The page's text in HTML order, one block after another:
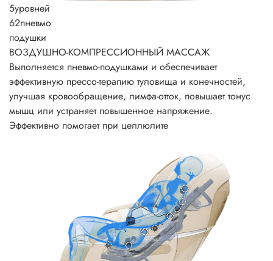
5уровней
62пневмо
подушки
ВОЗДУШНО-КОМПРЕССИОННЫЙ МАССАЖ
Выполняется пневмо-подушками и обеспечивает
эффективную прессо-терапию туловища и конечностей,
улучшая кровообращение, лимфа-отток, повышает тонус
мышц или устраняет повышенное напряжение.
Эффективно помогает при целлюлите